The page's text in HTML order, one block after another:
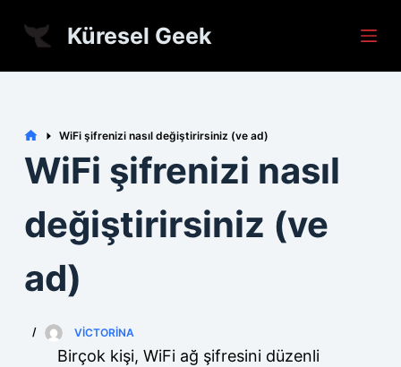
S
i
n
e
Küresel Geek
HomeWiFi şifrenizi nasıl değiştirirsiniz (ve ad)
WiFi şifrenizi nasıl
değiştirirsiniz (ve
ad)
VICTORINA
Birçok kişi, WiFi ağ şifresini düzenli